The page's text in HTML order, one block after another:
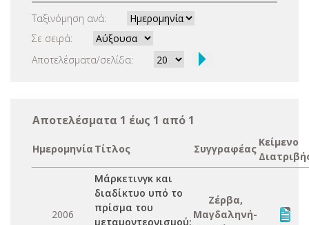
Ταξινόμηση ανά:
Σε σειρά:
Αποτελέσματα/σελίδα:
Αποτελέσματα 1 έως 1 από 1
Ημερομηνία Τίτλος Συγγραφέας
Κείμενο
2006
Μάρκετινγκ και
διαδίκτυο υπό το
πρίσμα του
μεταμοντερνισμού:
Ζέρβα,
Μαγδαληνή-